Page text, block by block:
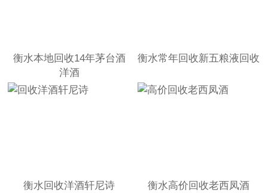
衡水本地回收14年茅台酒
洋酒
衡水常年回收新五粮液回收
衡水回收洋酒轩尼诗 衡水高价回收老西凤酒